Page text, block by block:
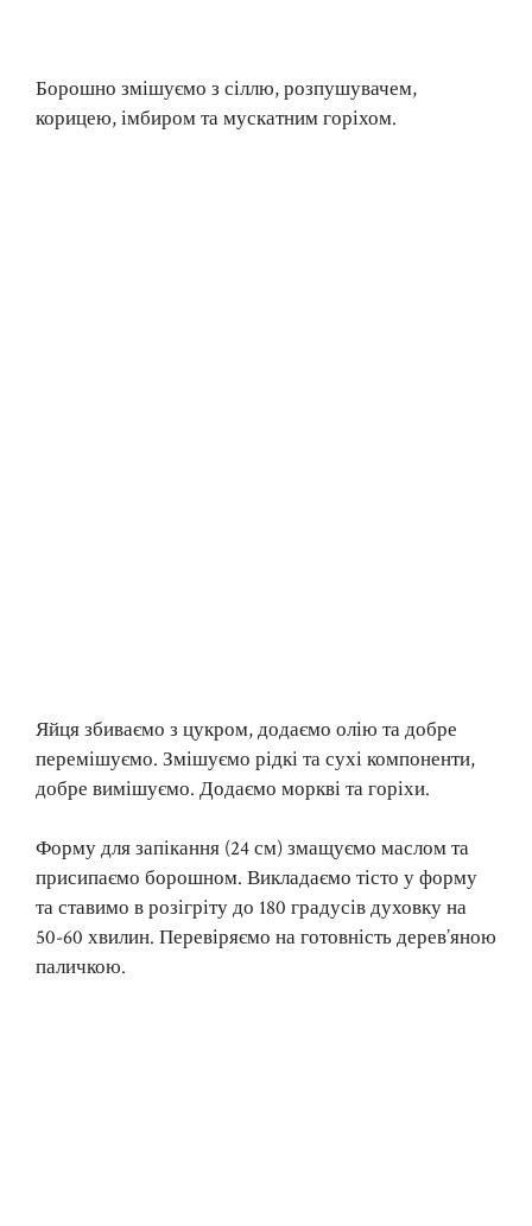
Борошно змішуємо з сіллю, розпушувачем,
корицею, імбиром та мускатним горіхом.
Яйця збиваємо з цукром, додаємо олію та добре
перемішуємо. Змішуємо рідкі та сухі компоненти,
добре вимішуємо. Додаємо моркві та горіхи.
Форму для запікання (24 см) змащуємо маслом та
присипаємо борошном. Викладаємо тісто у форму
та ставимо в розігріту до 180 градусів духовку на
50-60 хвилин. Перевіряємо на готовність дерев’яною
паличкою.